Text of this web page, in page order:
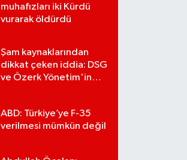
muhafızları iki Kürdü
vurarak öldürdü
Şam kaynaklarından
dikkat çeken iddia: DSG
ve Özerk Yönetim'in
ABD: Türkiye’ye F-35
verilmesi mümkün değil